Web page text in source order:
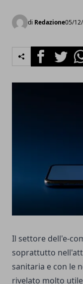
di Redazione05/
FacebookTwitter
Il settore dell'e-
soprattutto
sanitaria e con le
rivelato molto